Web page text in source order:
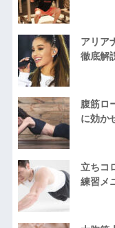
アリア
徹底解
腹筋ロ
に効か
立ちコ
練習メ